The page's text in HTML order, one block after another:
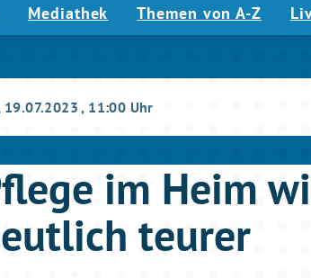
Mediathek Themen von A-Z
19.07.2023, 11:00 Uhr
im Heim
teurer